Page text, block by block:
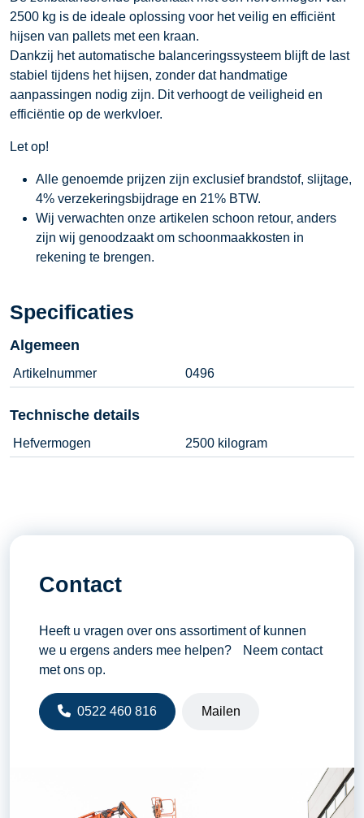
2500 kg is de ideale oplossing voor het veilig en efficiënt
hijsen van pallets met een kraan.
Dankzij het automatische balanceringssysteem blijft de last
stabiel tijdens het hijsen, zonder dat handmatige
aanpassingen nodig zijn. Dit verhoogt de veiligheid en
efficiëntie op de werkvloer.
Let op!
Alle genoemde prijzen zijn exclusief brandstof, slijtage,
4% verzekeringsbijdrage en 21% BTW.
Wij verwachten onze artikelen schoon retour, anders
zijn wij genoodzaakt om schoonmaakkosten in
rekening te brengen.
Specificaties
Algemeen
Artikelnummer 0496
Technische details
Hefvermogen 2500 kilogram
Contact
Heeft u vragen over ons assortiment of kunnen
we u ergens anders mee helpen? Neem contact
met ons op.
0522 460 816 Mailen